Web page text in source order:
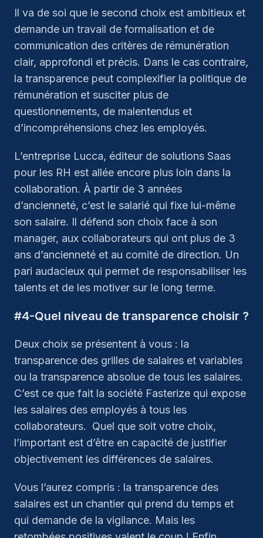
Il va de soi que le second choix est ambitieux et
demande un travail de formalisation et de
communication des critères de rémunération
clair, approfondi et précis. Dans le cas contraire,
la transparence peut complexifier la politique de
rémunération et susciter plus de
questionnements, de malentendus et
d’incompréhensions chez les employés.
L’entreprise Lucca, éditeur de solutions Saas
pour les RH est allée encore plus loin dans la
collaboration. À partir de 3 années
d’ancienneté, c’est le salarié qui fixe lui-même
son salaire. Il défend son choix face à son
manager, aux collaborateurs qui ont plus de 3
ans d’ancienneté et au comité de direction. Un
pari audacieux qui permet de responsabiliser les
talents et de les motiver sur le long terme.
#4-Quel niveau de transparence choisir ?
Deux choix se présentent à vous : la
transparence des grilles de salaires et variables
ou la transparence absolue de tous les salaires.
C’est ce que fait la société Fasterize qui expose
les salaires des employés à tous les
collaborateurs. Quel que soit votre choix,
l’important est d’être en capacité de justifier
objectivement les différences de salaires.
Vous l’aurez compris : la transparence des
salaires est un chantier qui prend du temps et
qui demande de la vigilance. Mais les